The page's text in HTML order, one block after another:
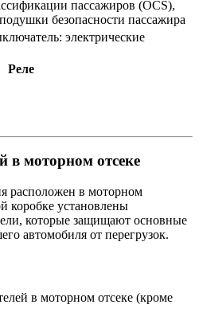
пассажиров (OCS),
безопасности пассажира
электрические
Реле
в моторном отсеке
расположен в моторном
коробке установлены
которые защищают основные
автомобиля от перегрузок.